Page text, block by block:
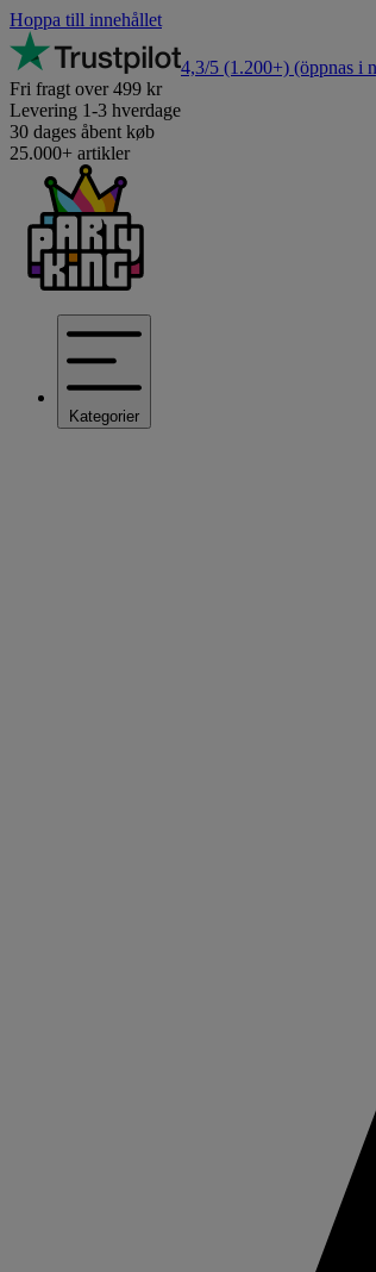
Hoppa till innehållet
4,3/5 (1.200+) (öppnas i
Fri fragt over 499 kr
Levering 1-3 hverdage
30 dages åbent køb
25.000+ artikler
Kategorier